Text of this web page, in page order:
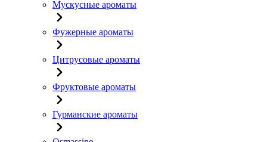
Мускусные ароматы
Фужерные ароматы
Цитрусовые ароматы
Фруктовые ароматы
Гурманские ароматы